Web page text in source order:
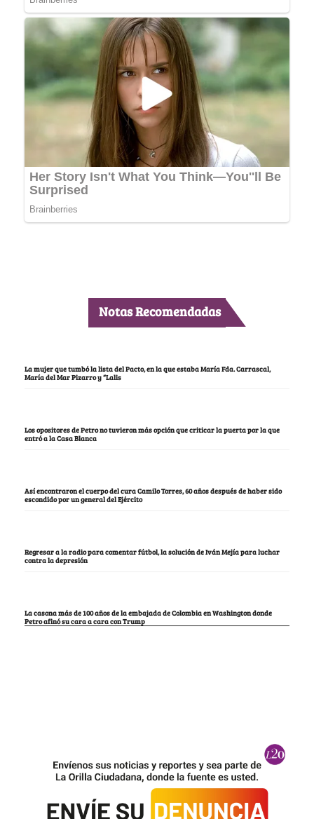
Notas Recomendadas
La mujer que tumbó la lista del Pacto, en la que estaba María Fda. Carrascal,
María del Mar Pizarro y “Lalis
Los opositores de Petro no tuvieron más opción que criticar la puerta por la que
entró a la Casa Blanca
Así encontraron el cuerpo del cura Camilo Torres, 60 años después de haber sido
escondido por un general del Ejército
Regresar a la radio para comentar fútbol, la solución de Iván Mejía para luchar
contra la depresión
La casona más de 100 años de la embajada de Colombia en Washington donde
Petro afinó su cara a cara con Trump